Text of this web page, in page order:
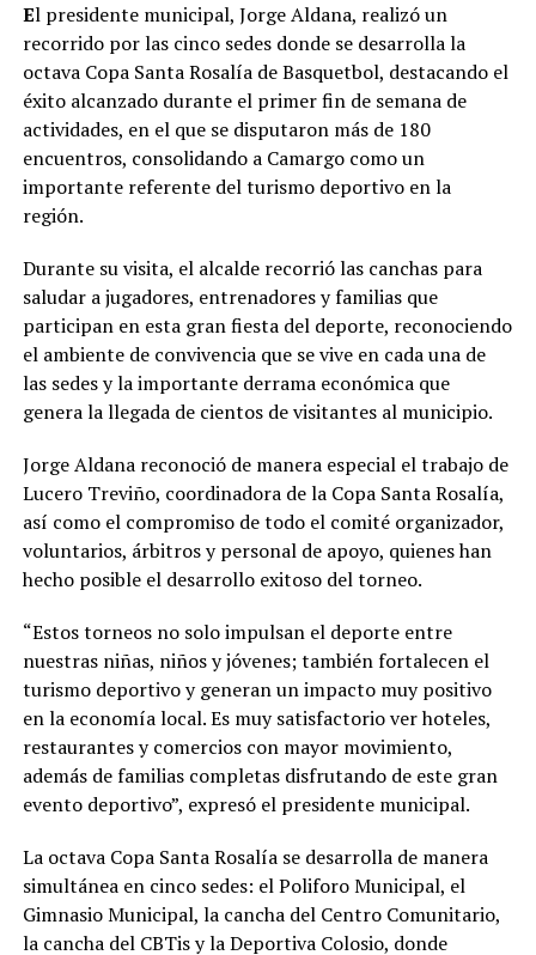
El presidente municipal, Jorge Aldana, realizó un
recorrido por las cinco sedes donde se desarrolla la
octava Copa Santa Rosalía de Basquetbol, destacando el
éxito alcanzado durante el primer fin de semana de
actividades, en el que se disputaron más de 180
encuentros, consolidando a Camargo como un
importante referente del turismo deportivo en la
región.
Durante su visita, el alcalde recorrió las canchas para
saludar a jugadores, entrenadores y familias que
participan en esta gran fiesta del deporte, reconociendo
el ambiente de convivencia que se vive en cada una de
las sedes y la importante derrama económica que
genera la llegada de cientos de visitantes al municipio.
Jorge Aldana reconoció de manera especial el trabajo de
Lucero Treviño, coordinadora de la Copa Santa Rosalía,
así como el compromiso de todo el comité organizador,
voluntarios, árbitros y personal de apoyo, quienes han
hecho posible el desarrollo exitoso del torneo.
“Estos torneos no solo impulsan el deporte entre
nuestras niñas, niños y jóvenes; también fortalecen el
turismo deportivo y generan un impacto muy positivo
en la economía local. Es muy satisfactorio ver hoteles,
restaurantes y comercios con mayor movimiento,
además de familias completas disfrutando de este gran
evento deportivo”, expresó el presidente municipal.
La octava Copa Santa Rosalía se desarrolla de manera
simultánea en cinco sedes: el Poliforo Municipal, el
Gimnasio Municipal, la cancha del Centro Comunitario,
la cancha del CBTis y la Deportiva Colosio, donde